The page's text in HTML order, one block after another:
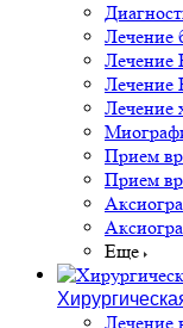
Лечение
Лечение
Лечение
Прием
Прием
Еще
Лечение